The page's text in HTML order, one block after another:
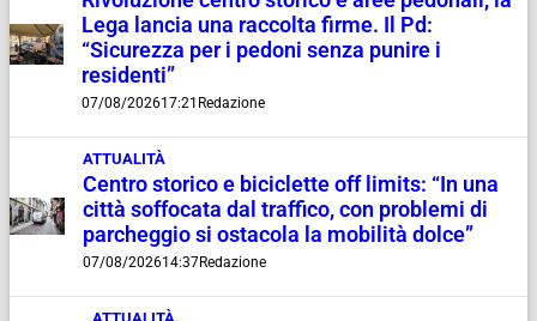
Lega lancia una raccolta firme. Il Pd:
“Sicurezza per i pedoni senza punire i
residenti”
07/08/202617:21 Redazione
ATTUALITÀ
Centro storico e biciclette off limits: “In una
città soffocata dal traffico, con problemi di
parcheggio si ostacola la mobilità dolce”
07/08/202614:37Redazione